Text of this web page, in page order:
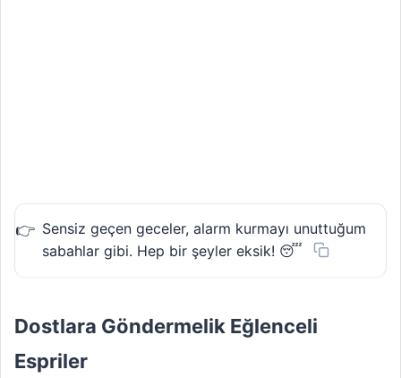
Sensiz geçen geceler, alarm kurmayı unuttuğum
sabahlar gibi. Hep bir şeyler eksik! 😴
Dostlara Göndermelik Eğlenceli
Espriler